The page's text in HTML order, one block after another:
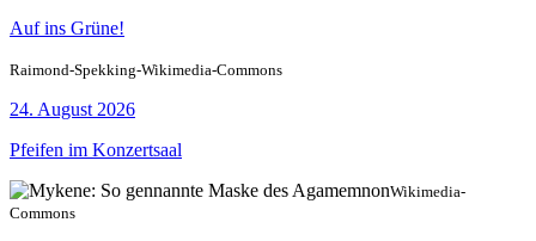
Auf ins Grüne!
Raimond-Spekking-Wikimedia-Commons
24. August 2026
Pfeifen im Konzertsaal
Wikimedia-
Commons